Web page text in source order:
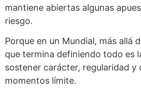
mantiene abiertas algunas
riesgo.
Porque en un Mundial, más allá
que termina definiendo todo es
sostener carácter, regularidad y
momentos límite.